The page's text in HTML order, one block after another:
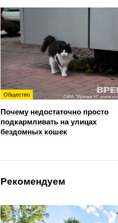
Общество
Почему недостаточно просто
подкармливать на улицах
бездомных кошек
Рекомендуем